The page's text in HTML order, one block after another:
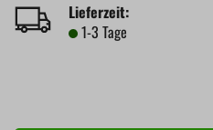
Lieferzeit:
1-3 Tage